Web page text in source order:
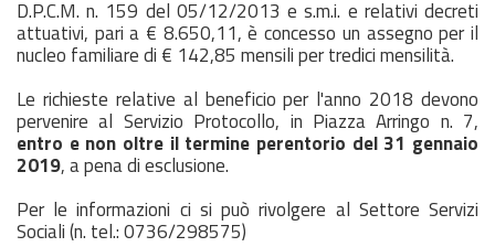
D.P.C.M. n. 159 del 05/12/2013 e s.m.i. e relativi decreti
attuativi, pari a € 8.650,11, è concesso un assegno per il
nucleo familiare di € 142,85 mensili per tredici mensilità.
Le richieste relative al beneficio per l'anno 2018 devono
pervenire al Servizio Protocollo, in Piazza Arringo n. 7,
entro e non oltre il termine perentorio del 31 gennaio
2019, a pena di esclusione.
Per le informazioni ci si può rivolgere al Settore Servizi
Sociali (n. tel.: 0736/298575)